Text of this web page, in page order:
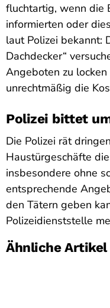
fluchtartig, wenn die
informierten oder
laut Polizei bekannt:
Dachdecker“
Angeboten zu
unrechtmäßig die
Polizei bittet
Die Polizei rät
Haustürgeschäfte
insbesondere ohne
entsprechende
den Tätern geben
Polizeidienststelle
Ähnliche Artikel